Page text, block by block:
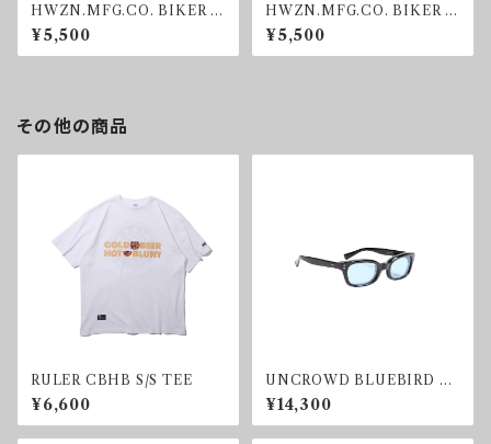
HWZN.MFG.CO. BIKER S
HADE BROWN
¥5,500
HWZN.MFG.CO. BIKER S
HADE BLUE
¥5,500
その他の商品
RULER CBHB S/S TEE
¥6,600
UNCROWD BLUEBIRD SU
NGLASS BLUE
¥14,300